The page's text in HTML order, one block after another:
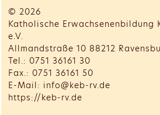
© 2026
Katholische Erwachsenenbildung
e.V.
Allmandstraße 10 88212
Tel.: 0751 36161 30
Fax.: 0751 36161 50
E-Mail: info@keb-rv.de
https://keb-rv.de